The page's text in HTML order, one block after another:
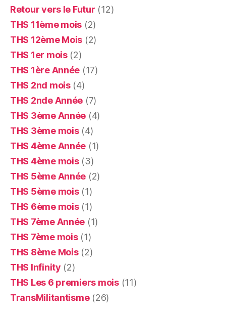
Retour vers le Futur (12)
THS 11ème mois (2)
THS 12ème Mois (2)
THS 1er mois(2)
THS 1ère Année (17)
THS 2nd mois(4)
THS 2nde Année (7)
THS 3ème Année (4)
THS 3ème mois(4)
THS 4ème Année (1)
THS 4ème mois(3)
THS 5ème Année (2)
THS 5ème mois(1)
THS 6ème mois(1)
THS 7ème Année (1)
THS 7ème mois(1)
THS 8ème Mois(2)
THS Infinity (2)
THS Les 6 premiers mois(11)
TransMilitantisme(26)